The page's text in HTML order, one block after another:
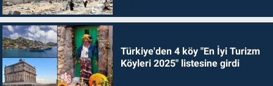
Türkiye'den 4 köy "En İyi Turizm
Köyleri 2025" listesine girdi